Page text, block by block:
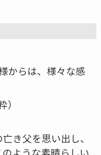
からは、様々な感
き父を思い出し、